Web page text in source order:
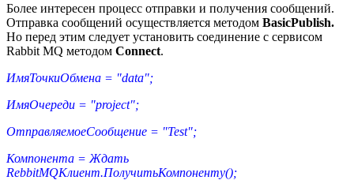
Более интересен процесс отправки и получения сообщений.
Отправка сообщений осуществляется методом BasicPublish.
Но перед этим следует установить соединение с сервисом
Rabbit MQ методом Connect.
ИмяТочкиОбмена = "data";
ИмяОчереди = "project";
ОтправляемоеСообщение = "Test";
Компонента = Ждать
RebbitMQКлиент.ПолучитьКомпоненту();